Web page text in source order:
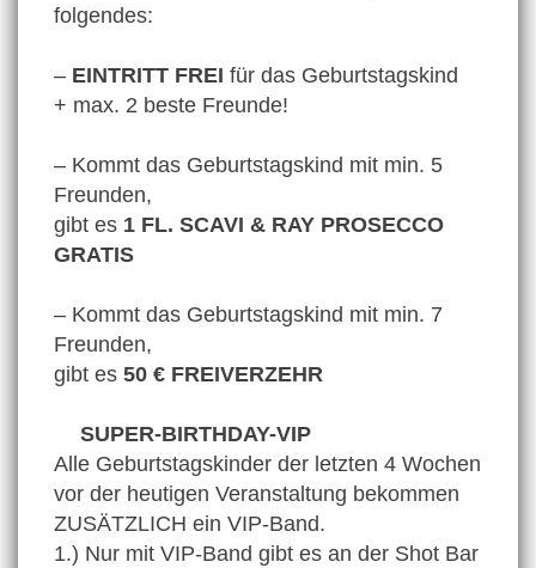
folgendes:
– EINTRITT FREI für das Geburtstagskind
+ max. 2 beste Freunde!
– Kommt das Geburtstagskind mit min. 5
Freunden,
gibt es 1 FL. SCAVI & RAY PROSECCO
GRATIS
– Kommt das Geburtstagskind mit min. 7
Freunden,
gibt es 50 € FREIVERZEHR
SUPER-BIRTHDAY-VIP
Alle Geburtstagskinder der letzten 4 Wochen
vor der heutigen Veranstaltung bekommen
ZUSÄTZLICH ein VIP-Band.
1.) Nur mit VIP-Band gibt es an der Shot Bar